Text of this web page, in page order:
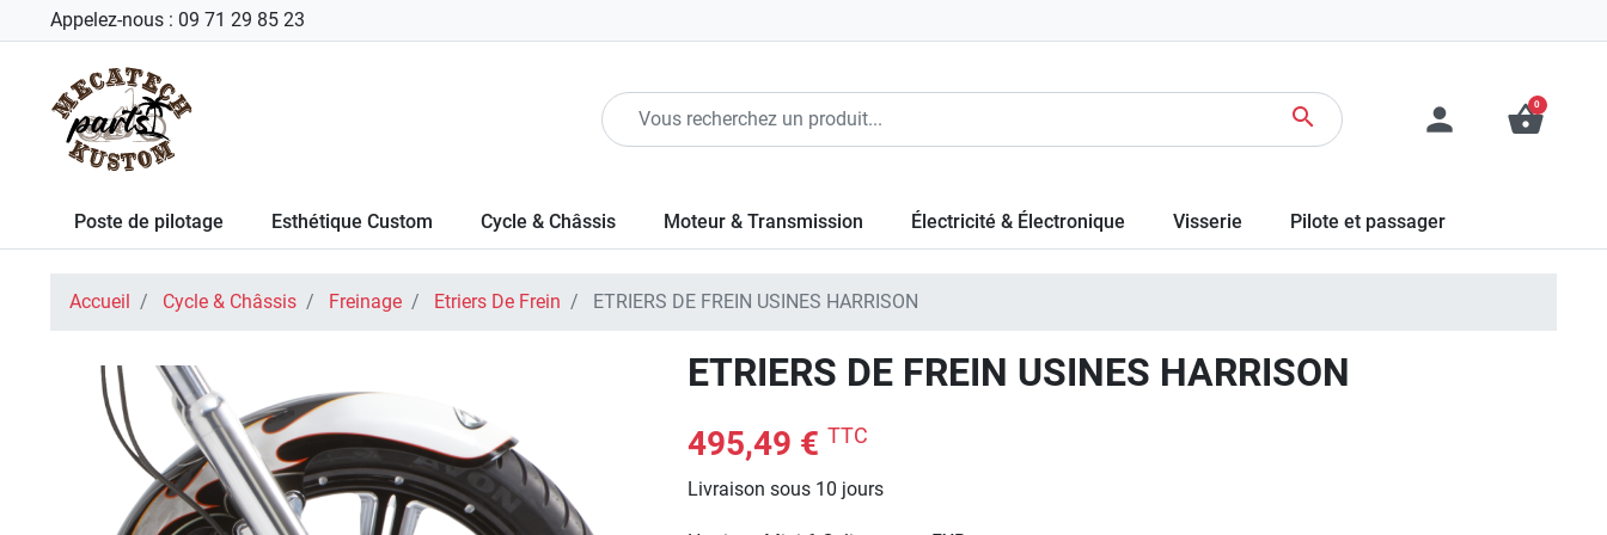
Appelez-nous : 09 71 29 85 23
search person shopping_basket
0
Poste de pilotage Esthétique Custom Cycle & Châssis Moteur & Transmission Électricité & Électronique Visserie Pilote et passager
Accueil Cycle & Châssis Freinage Etriers De Frein ETRIERS DE FREIN USINES HARRISON
ETRIERS DE FREIN USINES HARRISON
495,49 €TTC
Livraison sous 10 jours